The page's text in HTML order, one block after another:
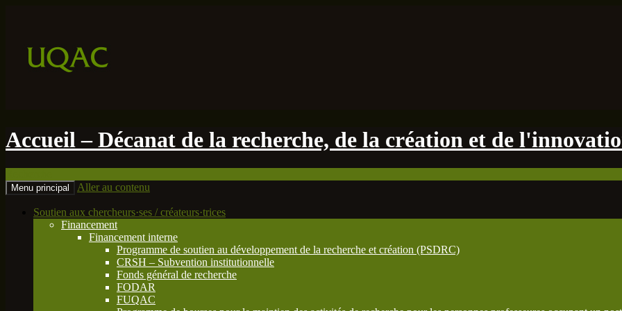
Accueil – Décanat de la recherche, de la création et de
Menu principal Aller au contenu
Soutien aux chercheurs·ses / créateurs·trices
Financement
Financement interne
Programme de soutien au développement de la recherche et création (PSDRC)
CRSH – Subvention institutionnelle
Fonds général de recherche
FODAR
FUQAC